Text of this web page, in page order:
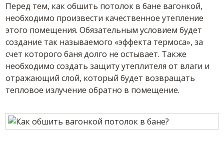
Перед тем, как обшить потолок в бане вагонкой,
необходимо произвести качественное утепление
этого помещения. Обязательным условием будет
создание так называемого «эффекта термоса», за
счет которого баня долго не остывает. Также
необходимо создать защиту утеплителя от влаги и
отражающий слой, который будет возвращать
тепловое излучение обратно в помещение.